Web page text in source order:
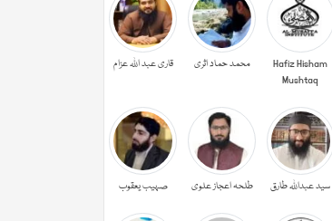
Hafiz Hisham
Mushtaq
محمد حماد اثری قاری عبد اللہ عزام
سید عبداللہ طارق طلحہ اعجاز علوی صہیب یعقوب